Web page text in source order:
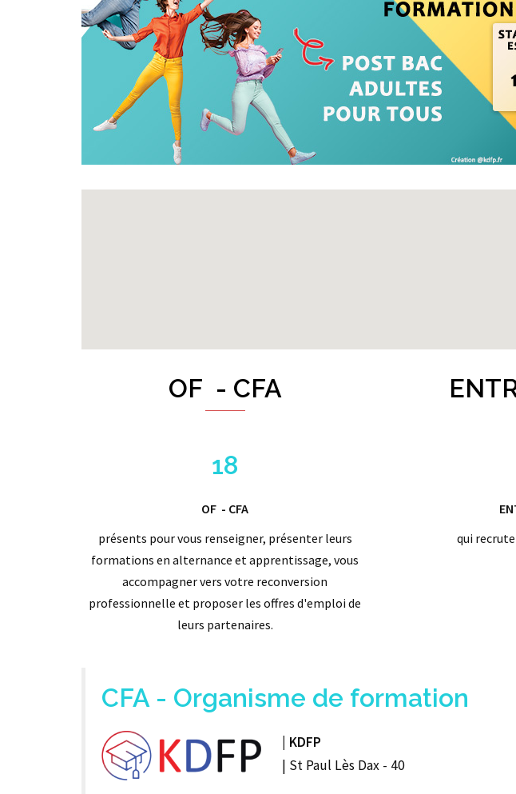
OF - CFA
18
OF - CFA
présents pour vous renseigner, présenter leurs
formations en alternance et apprentissage, vous
accompagner vers votre reconversion
professionnelle et proposer les offres d'emploi de
leurs partenaires.
qui
CFA - Organisme de formation
| KDFP
| St Paul Lès Dax - 40